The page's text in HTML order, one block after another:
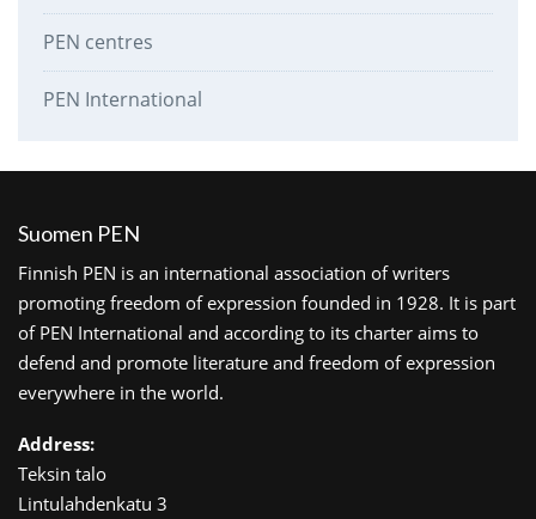
PEN centres
PEN International
Suomen PEN
Finnish PEN is an international association of writers
promoting freedom of expression founded in 1928. It is part
of PEN International and according to its charter aims to
defend and promote literature and freedom of expression
everywhere in the world.
Address:
Teksin talo
Lintulahdenkatu 3